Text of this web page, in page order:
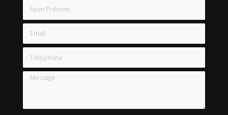
Email
Téléphone
Message